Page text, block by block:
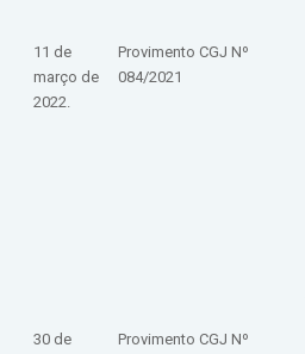
11 de
março de
2022.
Provimento CGJ Nº
084/2021
30 de
Provimento CGJ Nº